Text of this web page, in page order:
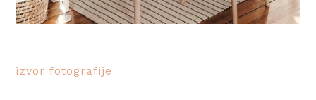
izvor fotografije